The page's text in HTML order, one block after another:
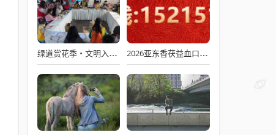
绿道赏花季・文明入画来！环城绿道文明实践活动举行 2026亚东香茯益血口服液线上招商会倒计时:福袋盲盒豪礼+品牌实力赋能,代理机遇不容错过